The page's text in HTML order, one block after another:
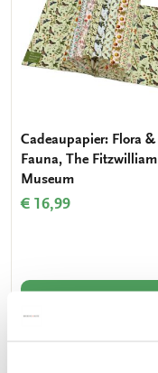
Cadeaupapier: Flora &
Fauna, The Fitzwilliam
Museum
€ 16,99